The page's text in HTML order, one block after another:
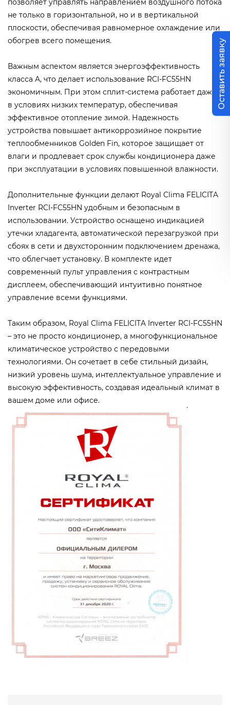
позволяет управлять направлением воздушного потока
не только в горизонтальной, но и в вертикальной
плоскости, обеспечивая равномерное охлаждение или
обогрев всего помещения.
Важным аспектом является энергоэффективность
класса A, что делает использование RCI-FC55HN
экономичным. При этом сплит-система работает даже
в условиях низких температур, обеспечивая
эффективное отопление зимой. Надежность
устройства повышает антикоррозийное покрытие
теплообменников Golden Fin, которое защищает от
влаги и продлевает срок службы кондиционера даже
при эксплуатации в условиях повышенной влажности.
Дополнительные функции делают Royal Clima FELICITA
Inverter RCI-FC55HN удобным и безопасным в
использовании. Устройство оснащено индикацией
утечки хладагента, автоматической перезагрузкой при
сбоях в сети и двухсторонним подключением дренажа,
что облегчает установку. В комплекте идет
современный пульт управления с контрастным
дисплеем, обеспечивающий интуитивно понятное
управление всеми функциями.
Таким образом, Royal Clima FELICITA Inverter RCI-FC55HN
– это не просто кондиционер, а многофункциональное
климатическое устройство с передовыми
технологиями. Он сочетает в себе стильный дизайн,
низкий уровень шума, интеллектуальное управление и
высокую эффективность, создавая идеальный климат в
вашем доме или офисе.
Оставить заявку